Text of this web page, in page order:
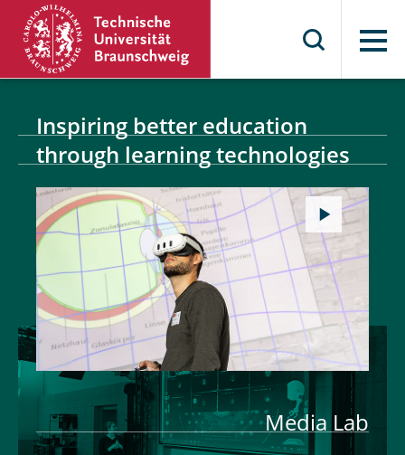
Menü
Inspiring better education
through learning technologies
Media Lab